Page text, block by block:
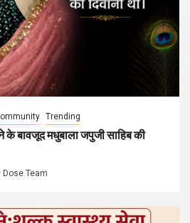
Trending
बावजूद मधुबाला जपुजी साहिब की
Dose Team